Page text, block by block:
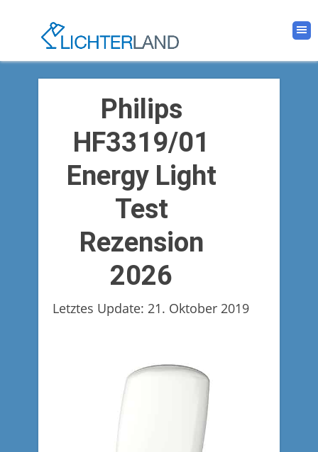
Philips
HF3319/01
Energy Light
Test
Rezension
2026
Letztes Update: 21. Oktober 2019